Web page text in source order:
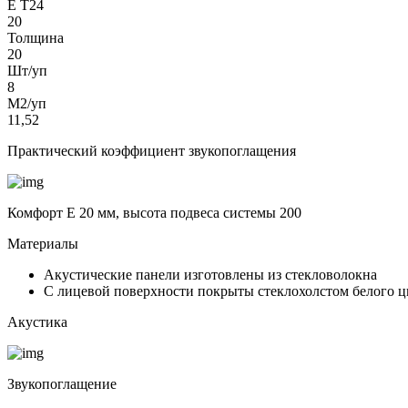
Е Т24
20
Толщина
20
Шт/уп
8
М2/уп
11,52
Практический коэффициент звукопоглащения
Комфорт Е 20 мм, высота подвеса системы 200
Материалы
Акустические панели изготовлены из стекловолокна
С лицевой поверхности покрыты стеклохолстом белого
Акустика
Звукопоглащение